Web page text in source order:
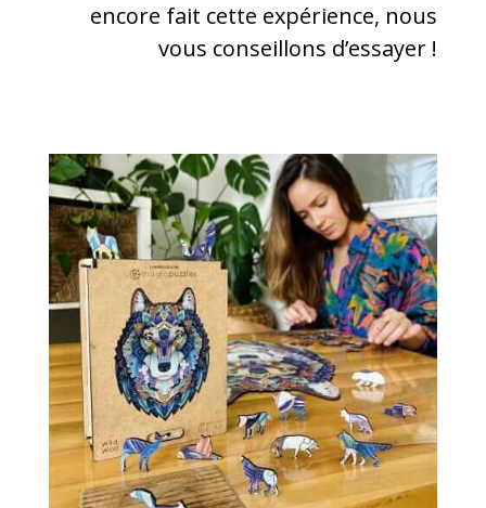
encore fait cette expérience, nous
vous conseillons d’essayer !